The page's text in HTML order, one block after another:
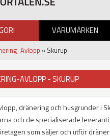
VARUMÄRKEN
BILDGALLERI
Avlopp » Skurup
AVLOPP - SKURUP
dränering och husgrunder i
och de specialiserade
som säljer och utför